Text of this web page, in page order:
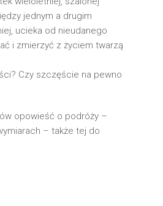
jednym a drugim
ucieka od nieudanego
i zmierzyć z życiem twarzą
Czy szczęście na pewno
opowieść o podróży –
– także tej do